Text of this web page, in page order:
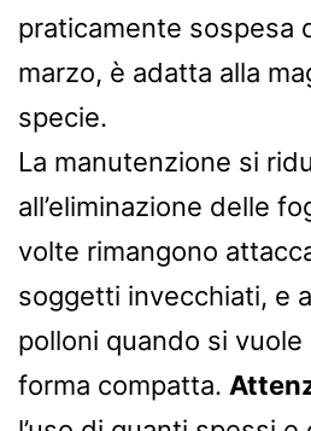
praticamente sospesa
marzo, è adatta alla
specie.
La manutenzione si
all’eliminazione delle
volte rimangono
soggetti invecchiati, e
polloni quando si
forma compatta.